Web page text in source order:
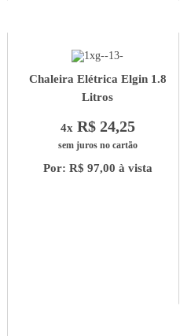
Chaleira Elétrica Elgin 1.8
Litros
4x R$ 24,25
sem juros no cartão
Por: R$ 97,00 à vista